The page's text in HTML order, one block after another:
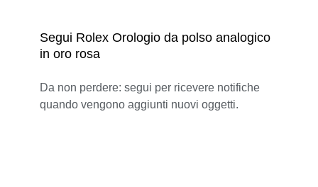
Segui Rolex Orologio da polso analogico
in oro rosa
Da non perdere: segui per ricevere notifiche
quando vengono aggiunti nuovi oggetti.